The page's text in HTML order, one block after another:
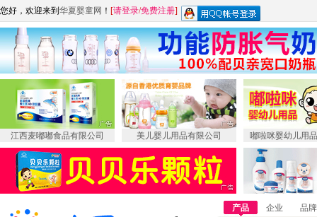
您好，欢迎来到 华夏婴童网 ！ [请登录/免费注册]
江西麦嘟嘟食品有限公司 美儿婴儿用品有限公司 嘟啦咪婴幼儿用
产品 企业 品牌